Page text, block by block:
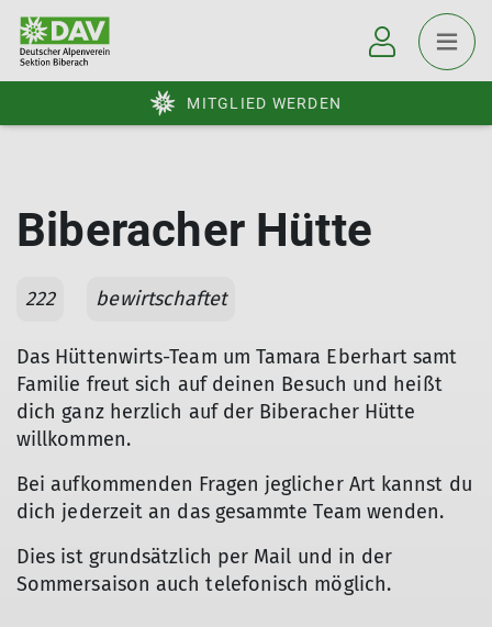
MITGLIED WERDEN
Biberacher Hütte
222 bewirtschaftet
Das Hüttenwirts-Team um Tamara Eberhart samt
Familie freut sich auf deinen Besuch und heißt
dich ganz herzlich auf der Biberacher Hütte
willkommen.
Bei aufkommenden Fragen jeglicher Art kannst du
dich jederzeit an das gesammte Team wenden.
Dies ist grundsätzlich per Mail und in der
Sommersaison auch telefonisch möglich.